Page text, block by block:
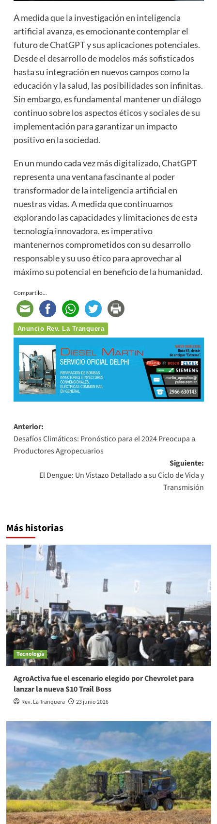
A medida que la investigación en inteligencia
artificial avanza, es emocionante contemplar el
futuro de ChatGPT y sus aplicaciones potenciales.
Desde el desarrollo de modelos más sofisticados
hasta su integración en nuevos campos como la
educación y la salud, las posibilidades son infinitas.
Sin embargo, es fundamental mantener un diálogo
continuo sobre los aspectos éticos y sociales de su
implementación para garantizar un impacto
positivo en la sociedad.
En un mundo cada vez más digitalizado, ChatGPT
representa una ventana fascinante al poder
transformador de la inteligencia artificial en
nuestras vidas. A medida que continuamos
explorando las capacidades y limitaciones de esta
tecnología innovadora, es imperativo
mantenernos comprometidos con su desarrollo
responsable y su uso ético para aprovechar al
máximo su potencial en beneficio de la humanidad.
Compartilo...
Anuncio Rev. La Tranquera
Navegación
de
entradas
Anterior:
Desafíos Climáticos: Pronóstico para el 2024 Preocupa a
Productores Agropecuarios
Siguiente:
El Dengue: Un Vistazo Detallado a su Ciclo de Vida y
Transmisión
Más historias
Tecnología
AgroActiva fue el escenario elegido por Chevrolet para
lanzar la nueva S10 Trail Boss
Rev. La Tranquera 23 junio 2026